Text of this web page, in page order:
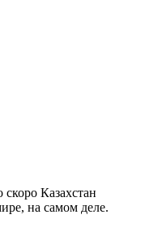
Казахстан
на самом деле.